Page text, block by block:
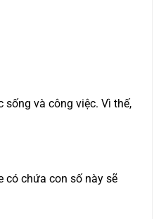
và công việc. Vì thế,
có chứa con số này sẽ